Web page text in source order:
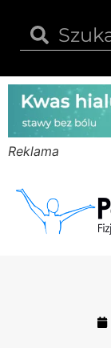
Reklama